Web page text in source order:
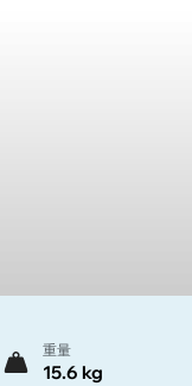
重量
15.6 kg